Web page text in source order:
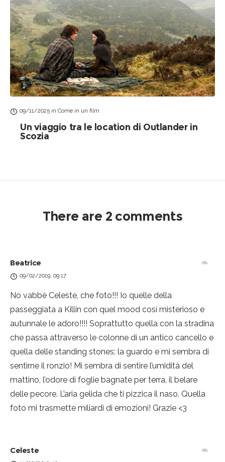
09/11/2025 in Come in un film
Un viaggio tra le location di Outlander in
Scozia
There are 2 comments
Beatrice
09/02/2019, 09:17
No vabbè Celeste, che foto!!! Io quelle della
passeggiata a Killin con quel mood così misterioso e
autunnale le adoro!!!! Soprattutto quella con la stradina
che passa attraverso le colonne di un antico cancello e
quella delle standing stones: la guardo e mi sembra di
sentirne il ronzio! Mi sembra di sentire l’umidità del
mattino, l’odore di foglie bagnate per terra, il belare
delle pecore. L’aria gelida che ti pizzica il naso. Quella
foto mi trasmette miliardi di emozioni! Grazie <3
Celeste